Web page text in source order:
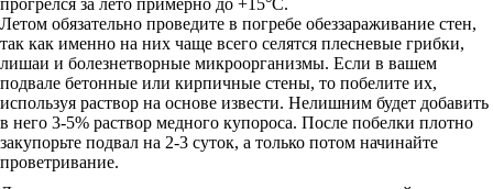
Летом обязательно проведите в погребе обеззараживание стен,
так как именно на них чаще всего селятся плесневые грибки,
лишаи и болезнетворные микроорганизмы. Если в вашем
подвале бетонные или кирпичные стены, то побелите их,
используя раствор на основе извести. Нелишним будет добавить
в него 3-5% раствор медного купороса. После побелки плотно
закупорьте подвал на 2-3 суток, а только потом начинайте
проветривание.